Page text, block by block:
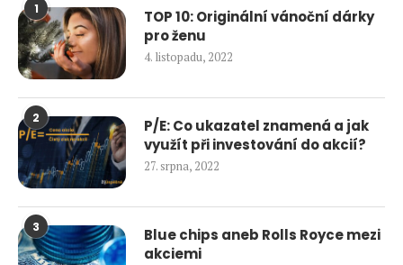
1
TOP 10: Originální vánoční dárky
pro ženu
4. listopadu, 2022
2
P/E: Co ukazatel znamená a jak
využít při investování do akcií?
27. srpna, 2022
3
Blue chips aneb Rolls Royce mezi
akciemi